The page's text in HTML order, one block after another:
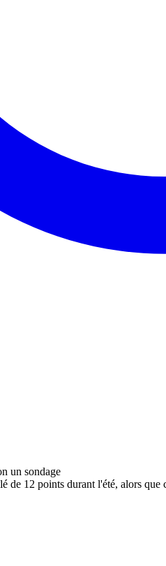
de 12 points durant l'été, alors